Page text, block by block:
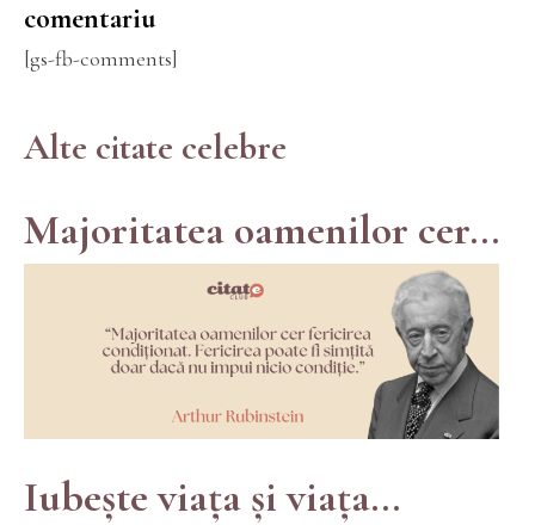
comentariu
[gs-fb-comments]
Alte citate celebre
Majoritatea oamenilor cer...
Iubește viața și viața...